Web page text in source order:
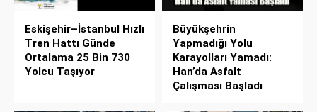
Eskişehir–İstanbul Hızlı
Tren Hattı Günde
Ortalama 25 Bin 730
Yolcu Taşıyor
Büyükşehrin
Yapmadığı Yolu
Karayolları Yamadı:
Han’da Asfalt
Çalışması Başladı